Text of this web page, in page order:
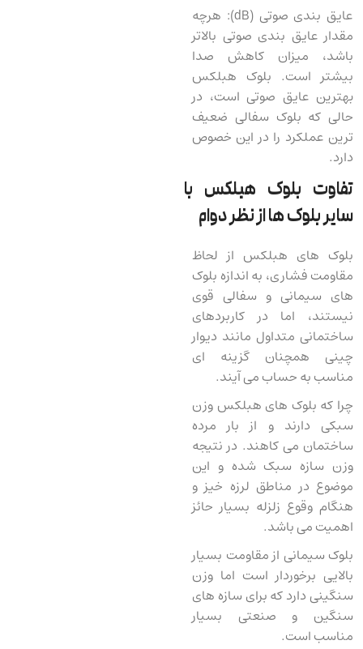
عایق ‌بندی صوتی (dB): هرچه
مقدار عایق‌ بندی صوتی بالاتر
باشد، میزان کاهش صدا
بیشتر است. بلوک هبلکس
بهترین عایق صوتی است، در
حالی که بلوک سفالی ضعیف
‌ترین عملکرد را در این خصوص
دارد.
تفاوت بلوک هبلکس با
سایر بلوک ها از نظر دوام
بلوک‌ های هبلکس از لحاظ
مقاومت فشاری، به اندازه بلوک‌
های سیمانی و سفالی قوی
نیستند، اما در کاربردهای
ساختمانی متداول مانند دیوار
چینی همچنان گزینه ‌ای
مناسب به حساب می ‌آیند.
چرا که بلوک های هبلکس وزن
سبکی دارند و از بار مرده
ساختمان می کاهند. در نتیجه
وزن سازه سبک شده و این
موضوع در مناطق لرزه خیز و
هنگام وقوع زلزله بسیار حائز
اهمیت می باشد.
بلوک سیمانی از مقاومت بسیار
بالایی برخوردار است اما وزن
سنگینی دارد که برای سازه ‌های
سنگین و صنعتی بسیار
مناسب است.